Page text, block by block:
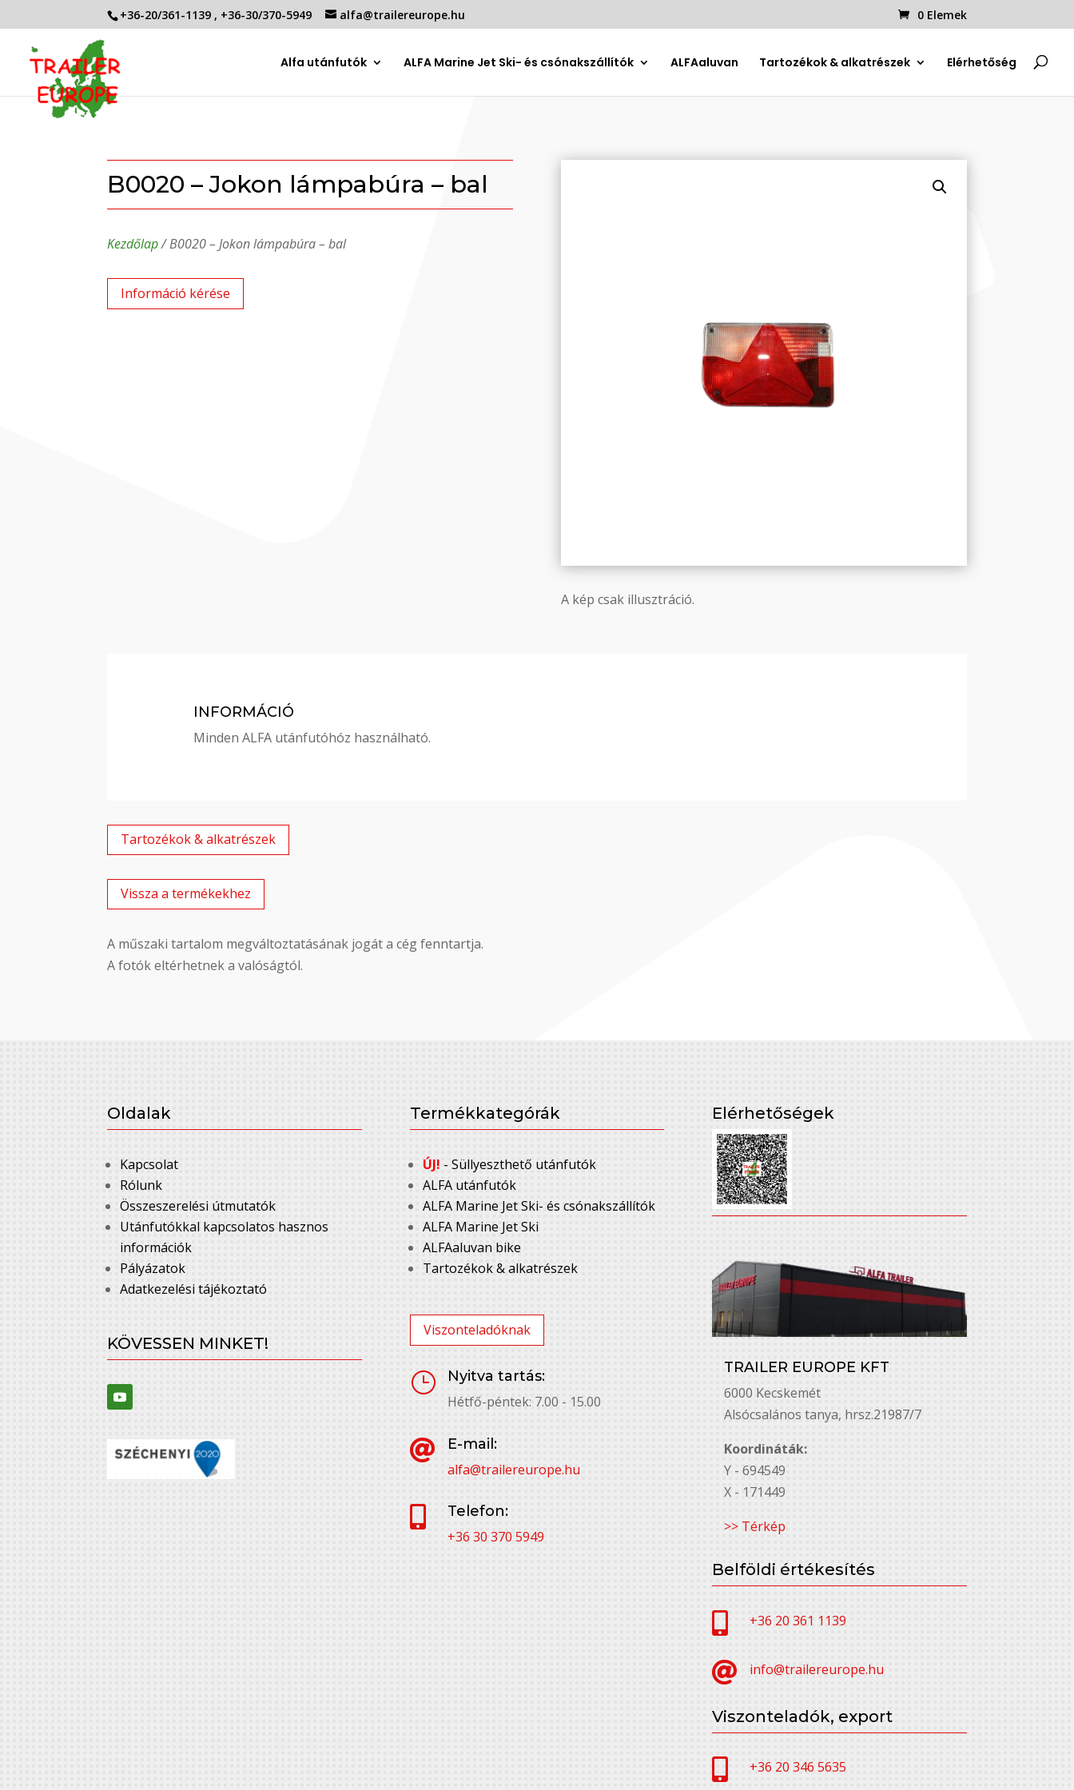
+36-20/361-1139 , +36-30/370-5949 alfa@trailereurope.hu 0 Elemek
Alfa utánfutók ALFA Marine Jet Ski- és csónakszállítók ALFAaluvan Tartozékok & alkatrészek Elérhetőség
B0020 – Jokon lámpabúra – bal
Kezdőlap/ B0020 – Jokon lámpabúra – bal
Információ kérése
A kép csak illusztráció.
INFORMÁCIÓ
Minden ALFA utánfutóhóz használható.
Tartozékok & alkatrészek
Vissza a termékekhez
A műszaki tartalom megváltoztatásának jogát a cég fenntartja.
A fotók eltérhetnek a valóságtól.
Oldalak
Kapcsolat
Rólunk
Összeszerelési útmutatók
Utánfutókkal kapcsolatos hasznos
információk
Pályázatok
Adatkezelési tájékoztató
KÖVESSEN MINKET!
Termékkategórák
ÚJ! - Süllyeszthető utánfutók
ALFA utánfutók
ALFA Marine Jet Ski- és csónakszállítók
ALFA Marine Jet Ski
ALFAaluvan bike
Tartozékok & alkatrészek
Viszonteladóknak
}
Nyitva tartás:
Hétfő-péntek: 7.00 - 15.00

E-mail:
alfa@trailereurope.hu

Telefon:
+36 30 370 5949
Elérhetőségek
TRAILER EUROPE KFT
6000 Kecskemét
Alsó￳csalános tanya, hrsz.21987/7
Koordináták:
Y - 694549
X - 171449
>> Térkép
Belföldi értékesítés
 +36 20 361 1139
 info@trailereurope.hu
Viszonteladók, export
 +36 20 346 5635